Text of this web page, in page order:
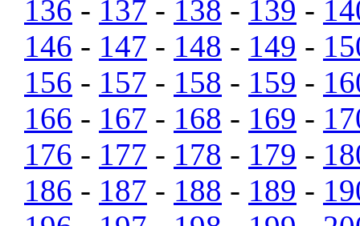
136 - 137 - 138 - 139 -
146 - 147 - 148 - 149 -
156 - 157 - 158 - 159 -
166 - 167 - 168 - 169 -
176 - 177 - 178 - 179 -
186 - 187 - 188 - 189 -